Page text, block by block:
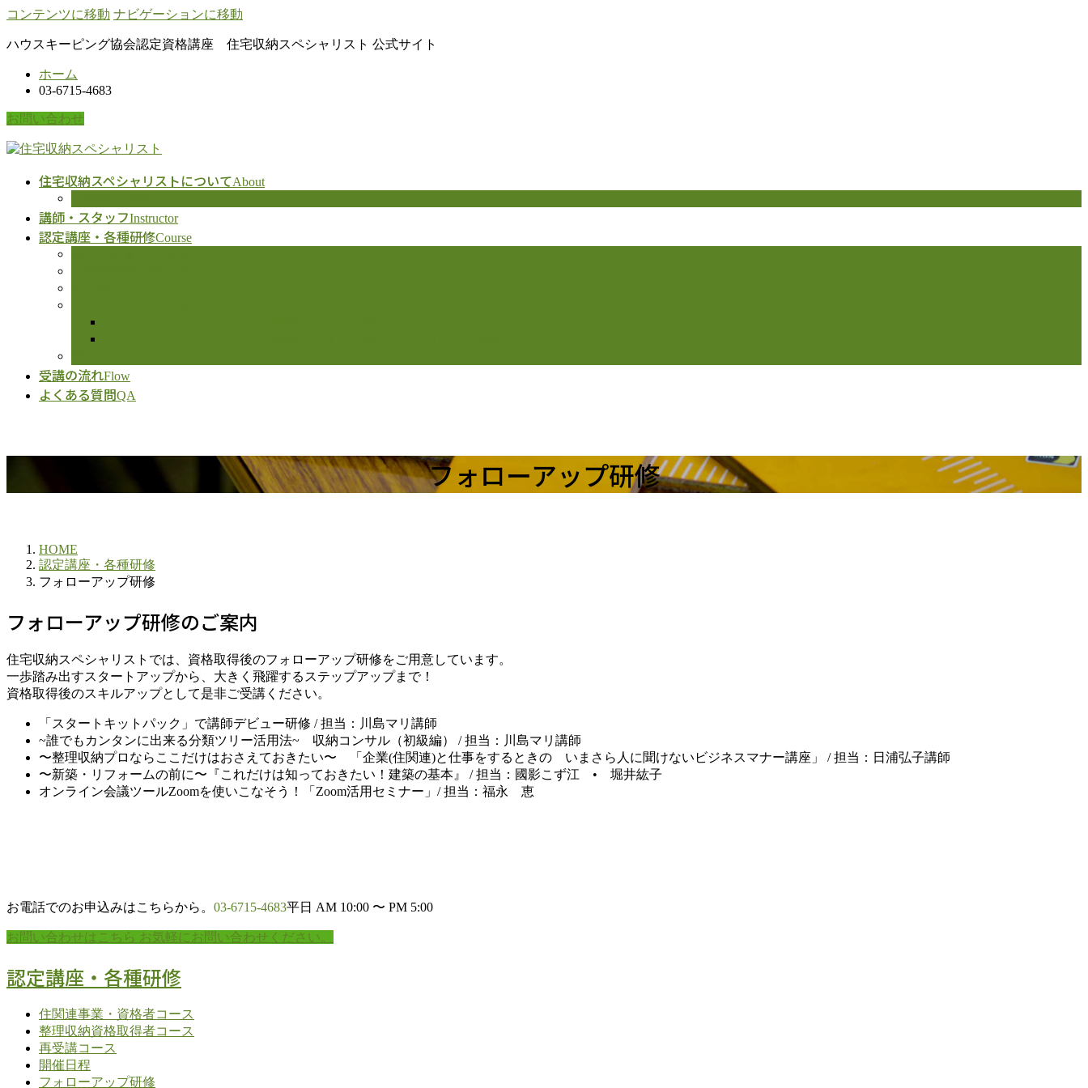
コンテンツに移動 ナビゲーションに移動
ハウスキーピング協会認定資格講座 住宅収納スペシャリスト 公式サイト
ホーム
03-6715-4683
お問い合わせ
住宅収納スペシャリストについてAbout
講師・スタッフInstructor
認定講座・各種研修Course
受講の流れFlow
よくある質問QA
フォローアップ研修
HOME
認定講座・各種研修
フォローアップ研修
フォローアップ研修のご案内
住宅収納スペシャリストでは、資格取得後のフォローアップ研修をご用意しています。
一歩踏み出すスタートアップから、大きく飛躍するステップアップまで！
資格取得後のスキルアップとして是非ご受講ください。
「スタートキットパック」で講師デビュー研修 / 担当：川島マリ講師
~誰でもカンタンに出来る分類ツリー活用法~ 収納コンサル（初級編） / 担当：川島マリ講師
〜整理収納プロならここだけはおさえておきたい〜 「企業(住関連)と仕事をするときの いまさら人に聞けないビジネスマナー講座」 / 担当：日浦弘子講師
〜新築・リフォームの前に〜『これだけは知っておきたい！建築の基本』 / 担当：國影こず江 • 堀井紘子
オンライン会議ツールZoomを使いこなそう！「Zoom活用セミナー」/ 担当：福永 恵
お電話でのお申込みはこちらから。 03-6715-4683平日 AM 10:00 〜 PM 5:00
お問い合わせはこちら お気軽にお問い合わせください。
認定講座・各種研修
住関連事業・資格者コース
整理収納資格取得者コース
再受講コース
開催日程
フォローアップ研修